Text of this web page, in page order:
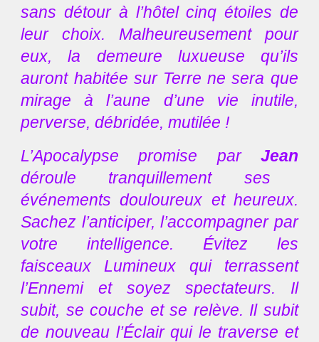
sans détour à l’hôtel cinq étoiles de
leur choix. Malheureusement pour
eux, la demeure luxueuse qu’ils
auront habitée sur Terre ne sera que
mirage à l’aune d’une vie inutile,
perverse, débridée, mutilée !
L’Apocalypse promise par Jean
déroule tranquillement ses
événements douloureux et heureux.
Sachez l’anticiper, l’accompagner par
votre intelligence. Évitez les
faisceaux Lumineux qui terrassent
l’Ennemi et soyez spectateurs. Il
subit, se couche et se relève. Il subit
de nouveau l’Éclair qui le traverse et